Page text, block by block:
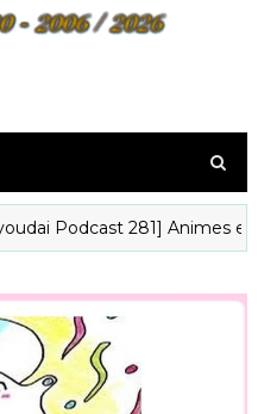
Podcast 281] Animes em